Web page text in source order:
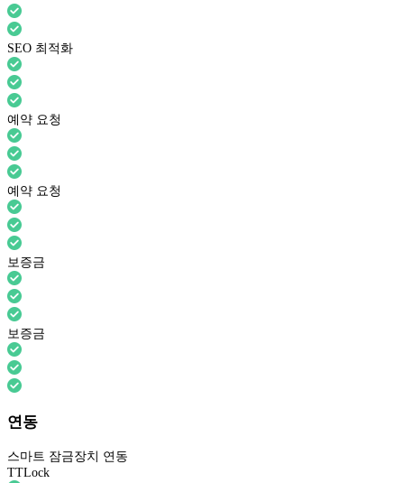
SEO 최적화
예약 요청
예약 요청
보증금
보증금
연동
스마트 잠금장치 연동
TTLock